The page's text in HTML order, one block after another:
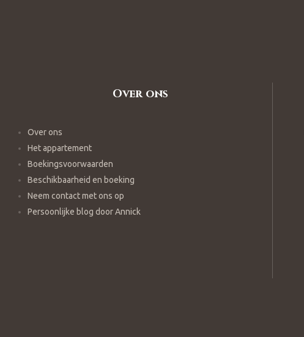
Over ons
Over ons
Het appartement
Boekingsvoorwaarden
Beschikbaarheid en boeking
Neem contact met ons op
Persoonlijke blog door Annick